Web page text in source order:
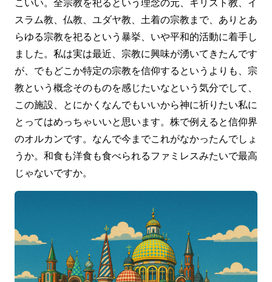
スラム教、仏教、ユダヤ教、土着の宗教まで、ありとあ
らゆる宗教を祀るという暴挙、いや平和的活動に着手し
ました。私は実は最近、宗教に興味が湧いてきたんです
が、でもどこか特定の宗教を信仰するというよりも、宗
教という概念そのものを感じたいなという気分でして、
この施設、とにかくなんでもいいから神に祈りたい私に
とってはめっちゃいいと思います。株で例えると信仰界
のオルカンです。なんで今までこれがなかったんでしょ
うか。和食も洋食も食べられるファミレスみたいで最高
じゃないですか。